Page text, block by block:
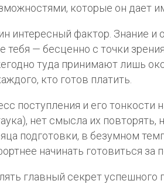
которые он дает
интересный фактор. Знание
тебя — бесценно с точки
туда принимают лишь
кто готов платить.
поступления и его тонкости
нет смысла их
подготовки, в безумном
начинать готовиться за
главный секрет успешного